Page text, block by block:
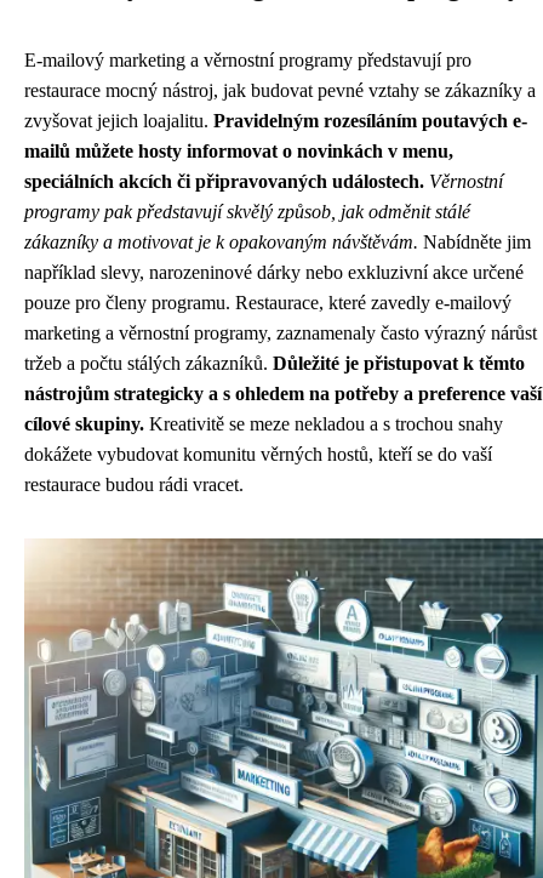
E-mailový marketing a věrnostní programy představují pro
restaurace mocný nástroj, jak budovat pevné vztahy se zákazníky a
zvyšovat jejich loajalitu. Pravidelným rozesíláním poutavých e-
mailů můžete hosty informovat o novinkách v menu,
speciálních akcích či připravovaných událostech. Věrnostní
programy pak představují skvělý způsob, jak odměnit stálé
zákazníky a motivovat je k opakovaným návštěvám. Nabídněte jim
například slevy, narozeninové dárky nebo exkluzivní akce určené
pouze pro členy programu. Restaurace, které zavedly e-mailový
marketing a věrnostní programy, zaznamenaly často výrazný nárůst
tržeb a počtu stálých zákazníků. Důležité je přistupovat k těmto
nástrojům strategicky a s ohledem na potřeby a preference vaší
cílové skupiny. Kreativitě se meze nekladou a s trochou snahy
dokážete vybudovat komunitu věrných hostů, kteří se do vaší
restaurace budou rádi vracet.